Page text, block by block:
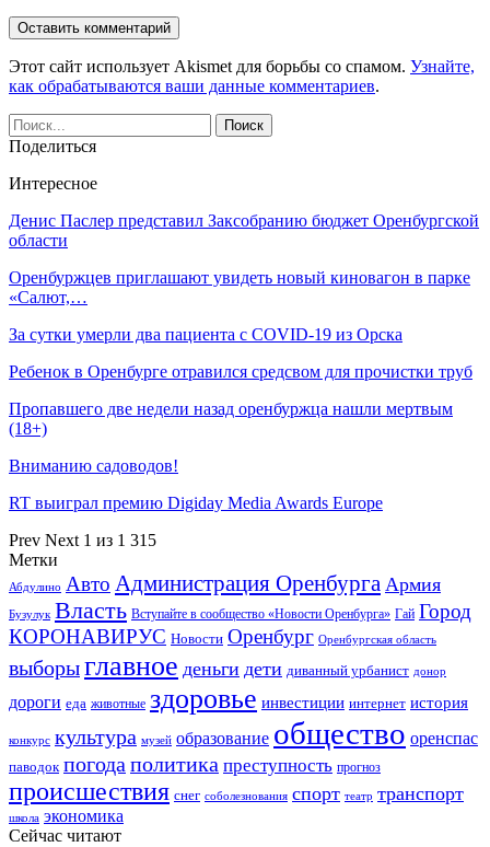
Этот сайт использует Akismet для борьбы со спамом. Узнайте,
как обрабатываются ваши данные комментариев.
Поделиться
Интересное
Денис Паслер представил Заксобранию бюджет Оренбургской
области
Оренбуржцев приглашают увидеть новый киновагон в парке
«Салют,…
За сутки умерли два пациента с COVID-19 из Орска
Ребенок в Оренбурге отравился средсвом для прочистки труб
Пропавшего две недели назад оренбуржца нашли мертвым
(18+)
Вниманию садоводов!
RT выиграл премию Digiday Media Awards Europe
Prev Next 1 из 1 315
Метки
Абдулино Авто Администрация Оренбурга Армия
Бузулук Власть Вступайте в сообщество «Новости Оренбурга» Гай Город
КОРОНАВИРУС Новости Оренбург Оренбургская область
выборыглавное деньги дети диванный урбанист донор
дороги еда животные здоровье инвестиции интернет история
конкурс культура музей образование общество оренспас
паводок погодаполитика преступность прогноз
происшествия снег соболезнования спорт театр транспорт
школа экономика
Сейчас читают